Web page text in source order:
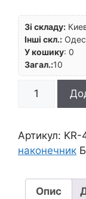
Зі складу:
Інші скл.:
У кошику: 0
Загал.:10
лакуючий
Hobby
Line
1-
2мм
Артикул: KR-
наконечник
Опис